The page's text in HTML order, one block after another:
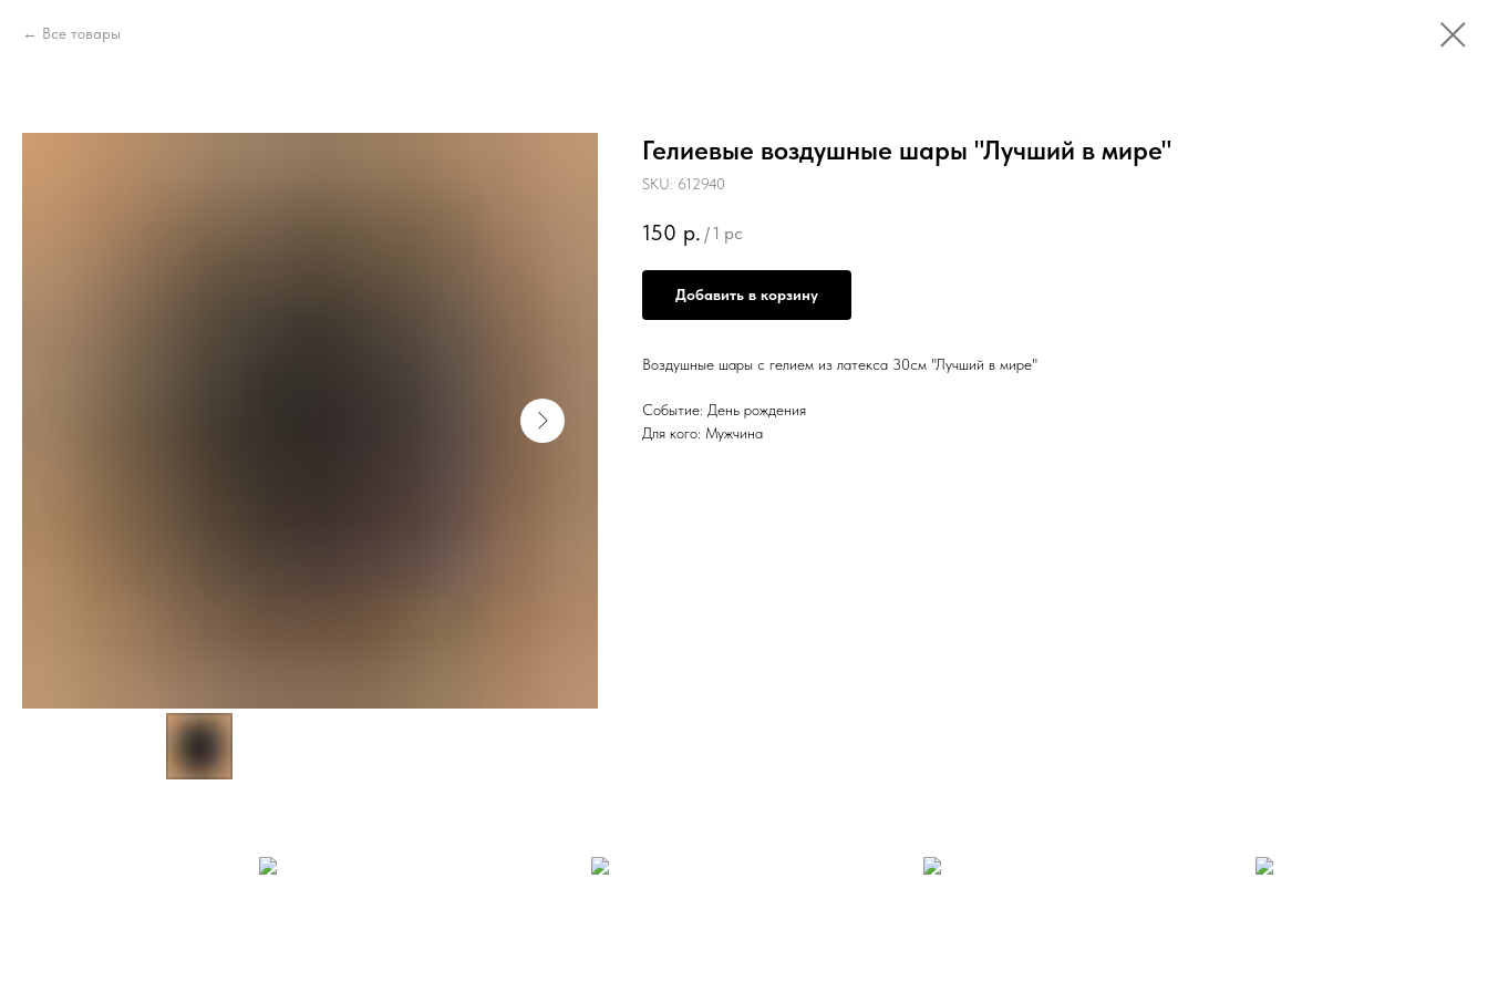
Все товары
Гелиевые воздушные шары "Лучший в мире"
SKU: 612940
150 р. / 1 pc
Добавить в корзину
Воздушные шары с гелием из латекса 30см "Лучший в мире"
Событие: День рождения
Для кого: Мужчина